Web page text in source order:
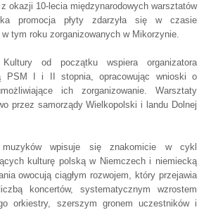
z okazji 10-lecia międzynarodowych warsztatów
promocja płyty zdarzyła się w czasie
tym roku zorganizowanych w Mikorzynie.
Kultury od początku wspiera organizatora
PSM I i II stopnia, opracowując wnioski o
ich zorganizowanie. Warsztaty
przez samorządy Wielkopolski i landu Dolnej
muzyków wpisuje się znakomicie w cykl
kulturę polską w Niemczech i niemiecką
owocują ciągłym rozwojem, który przejawia
koncertów, systematycznym wzrostem
orkiestry, szerszym gronem uczestników i